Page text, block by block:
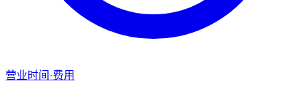
营业时间·费用